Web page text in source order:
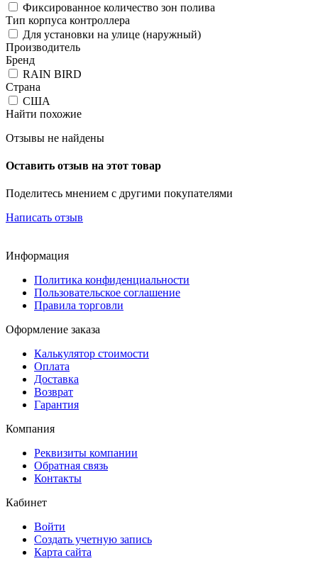
Фиксированное количество зон полива
Тип корпуса контроллера
Для установки на улице (наружный)
Производитель
Бренд
RAIN BIRD
Страна
США
Найти похожие
Отзывы не найдены
Оставить отзыв на этот товар
Поделитесь мнением с другими покупателями
Написать отзыв
Информация
Политика конфиденциальности
Пользовательское соглашение
Правила торговли
Оформление заказа
Калькулятор стоимости
Оплата
Доставка
Возврат
Гарантия
Компания
Реквизиты компании
Обратная связь
Контакты
Кабинет
Войти
Создать учетную запись
Карта сайта